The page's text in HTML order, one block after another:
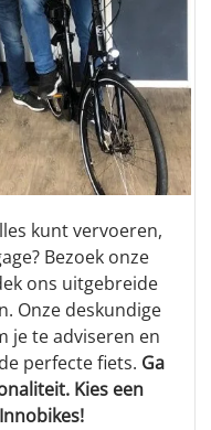
kunt vervoeren,
Bezoek onze
ons uitgebreide
Onze deskundige
je te adviseren en
perfecte fiets. Ga
Kies een